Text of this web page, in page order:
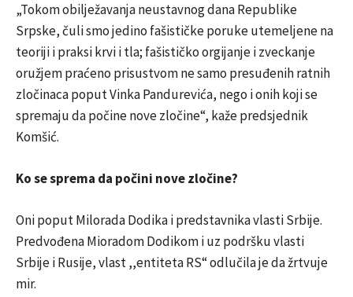
„Tokom obilježavanja neustavnog dana Republike
Srpske, čuli smo jedino fašističke poruke utemeljene na
teoriji i praksi krvi i tla; fašističko orgijanje i zveckanje
oružjem praćeno prisustvom ne samo presuđenih ratnih
zločinaca poput Vinka Pandurevića, nego i onih koji se
spremaju da počine nove zločine“, kaže predsjednik
Komšić.
Ko se sprema da počini nove zločine?
Oni poput Milorada Dodika i predstavnika vlasti Srbije.
Predvođena Mioradom Dodikom i uz podršku vlasti
Srbije i Rusije, vlast ,,entiteta RS“ odlučila je da žrtvuje
mir.